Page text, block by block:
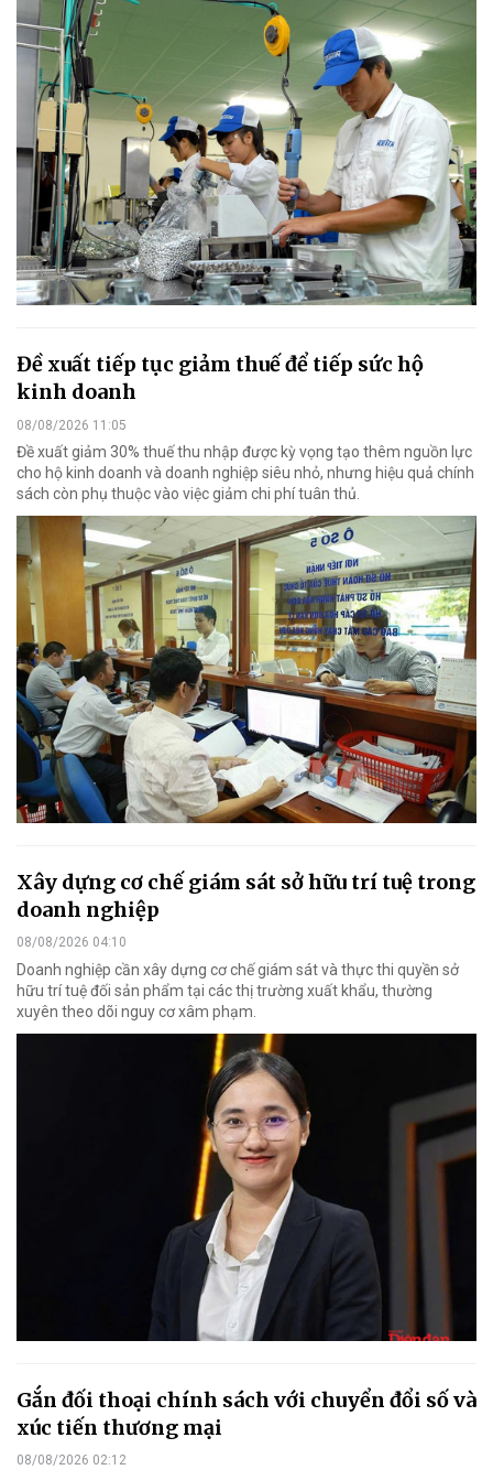
Đề xuất tiếp tục giảm thuế để tiếp sức hộ
kinh doanh
08/08/2026 11:05
Đề xuất giảm 30% thuế thu nhập được kỳ vọng tạo thêm nguồn lực
cho hộ kinh doanh và doanh nghiệp siêu nhỏ, nhưng hiệu quả chính
sách còn phụ thuộc vào việc giảm chi phí tuân thủ.
Xây dựng cơ chế giám sát sở hữu trí tuệ trong
doanh nghiệp
08/08/2026 04:10
Doanh nghiệp cần xây dựng cơ chế giám sát và thực thi quyền sở
hữu trí tuệ đối sản phẩm tại các thị trường xuất khẩu, thường
xuyên theo dõi nguy cơ xâm phạm.
Gắn đối thoại chính sách với chuyển đổi số và
xúc tiến thương mại
08/08/2026 02:12